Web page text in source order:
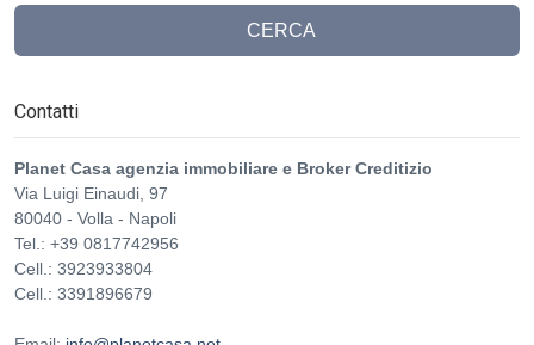
CERCA
Contatti
Planet Casa agenzia immobiliare e Broker Creditizio
Via Luigi Einaudi, 97
80040 - Volla - Napoli
Tel.: +39 0817742956
Cell.: 3923933804
Cell.: 3391896679